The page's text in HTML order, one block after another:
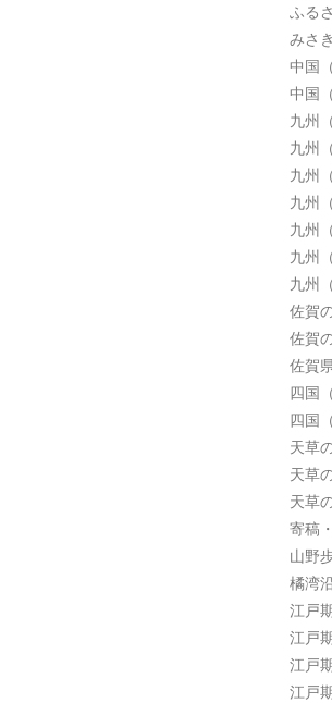
ふる
みさ
中国
中国
九州
九州
九州
九州
九州
九州
九州
佐賀
佐賀
佐賀
四国
四国
天草
天草
天草
寄稿
山野
橘湾
江戸
江戸
江戸
江戸